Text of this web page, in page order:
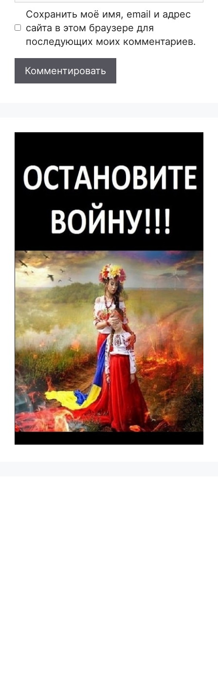
Сайт
Сохранить моё имя, email и адрес
сайта в этом браузере для
последующих моих комментариев.